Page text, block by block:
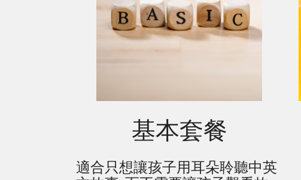
基本套餐
適合只想讓孩子用耳朵聆聽中英